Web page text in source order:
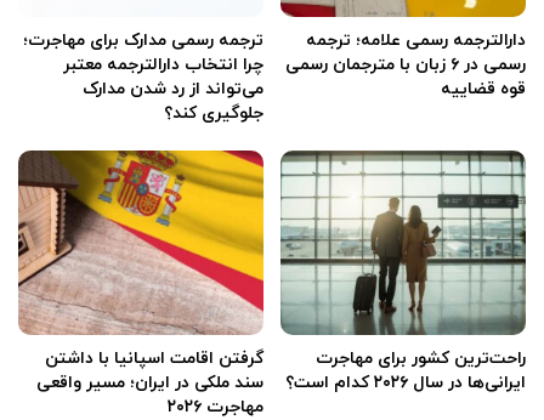
دارالترجمه رسمی علامه؛ ترجمه
رسمی در ۶ زبان با مترجمان رسمی
قوه قضاییه
ترجمه رسمی مدارک برای مهاجرت؛
چرا انتخاب دارالترجمه معتبر
می‌تواند از رد شدن مدارک
جلوگیری کند؟
راحت‌ترین کشور برای مهاجرت
ایرانی‌ها در سال ۲۰۲۶ کدام است؟
گرفتن اقامت اسپانیا با داشتن
سند ملکی در ایران؛ مسیر واقعی
مهاجرت ۲۰۲۶